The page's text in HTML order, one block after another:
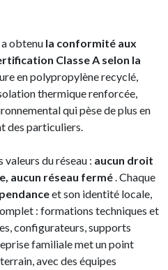
obtenu la conformité aux
Classe A selon la
en polypropylène recyclé,
thermique renforcée,
qui pèse de plus en
des particuliers.
valeurs du réseau : aucun droit
aucun réseau fermé. Chaque
et son identité locale,
: formations techniques et
configurateurs, supports
familiale met un point
avec des équipes